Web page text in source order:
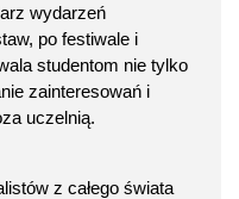
wydarzeń
po festiwale i
studentom nie tylko
zainteresowań i
uczelnią.
z całego świata